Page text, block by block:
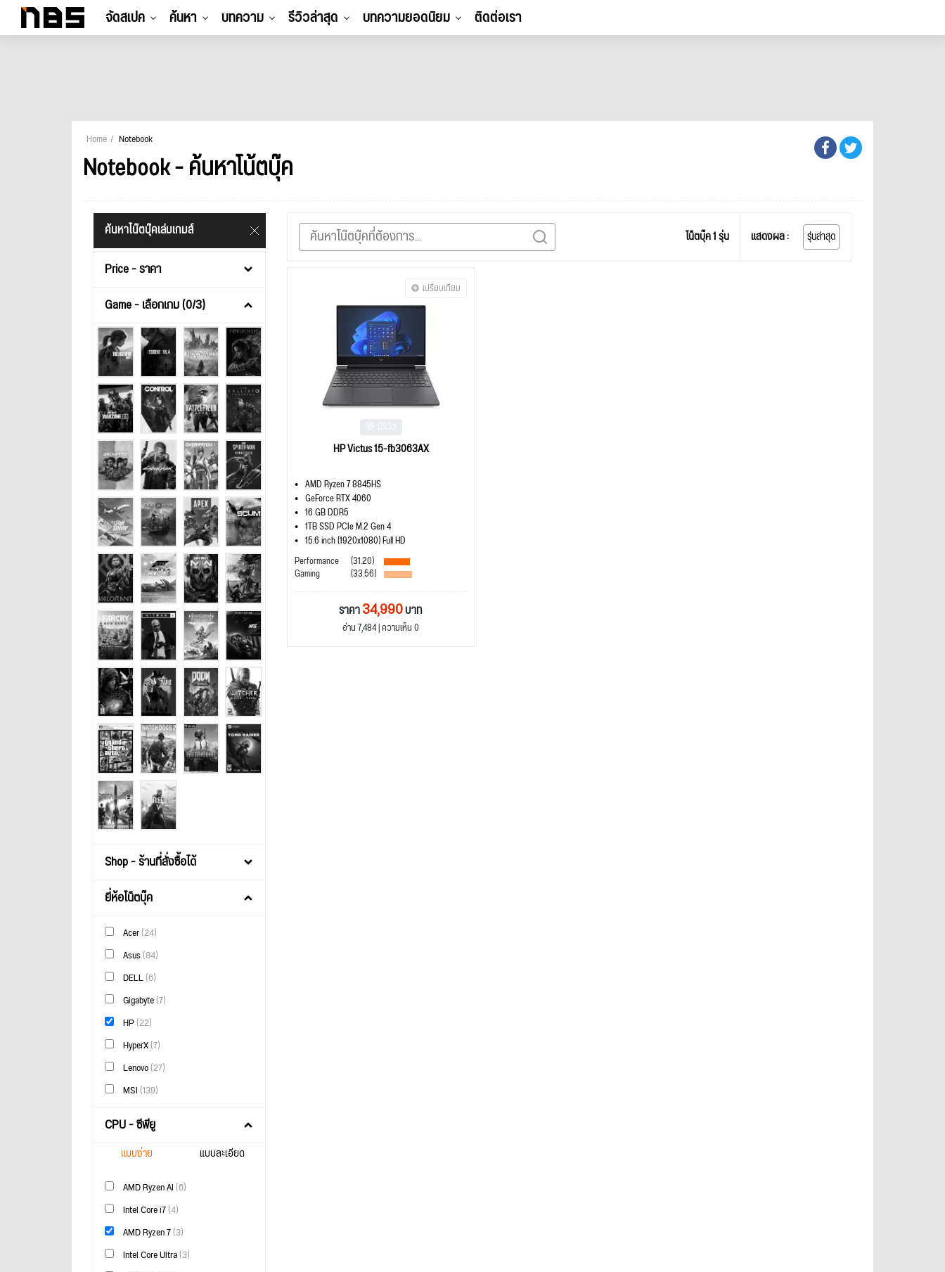
จัดสเปค ค้นหา บทความ รีวิวล่าสุด บทความยอดนิยม ติดต่อเรา
Home Notebook
Notebook - ค้นหาโน้ตบุ๊ค
ค้นหาโน๊ตบุ๊คเล่มเกมส์
Price - ราคา
Game - เลือกเกม (0/3)
Shop - ร้านที่สั่งซื้อได้
ยี่ห้อโน็ตบุ๊ค
Acer(24)
Asus(84)
DELL(6)
Gigabyte(7)
HP(22)
HyperX(7)
Lenovo(27)
MSI(139)
CPU - ซีพียู
แบบง่าย แบบละเอียด
AMD Ryzen AI(6)
Intel Core i7(4)
AMD Ryzen 7(3)
Intel Core Ultra(3)
โน็ตบุ๊ค 1 รุ่น แสดงผล : รุ่นล่าสุด
เปรียบเทียบ
HP Victus 15-fb3063AX
AMD Ryzen 7 8845HS
GeForce RTX 4060
16 GB DDR5
1TB SSD PCIe M.2 Gen 4
15.6 inch (1920x1080) Full HD
Performance
(31.20)
Gaming (33.56)
ราคา34,990บาท
อ่าน 7,484 | ความเห็น 0